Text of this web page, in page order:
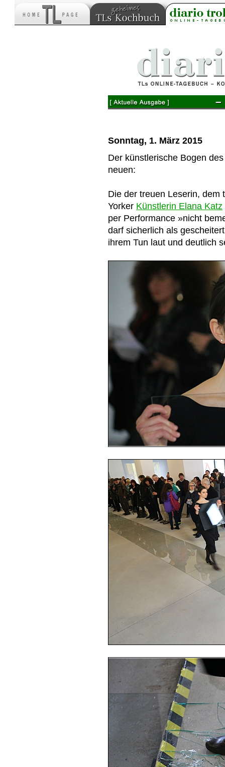
–
Sonntag, 1. März 2015
Der künstlerische Bogen
neuen:
Die der treuen Leserin, dem
Yorker Künstlerin Elana Katz
per Performance »nicht
darf sicherlich als
ihrem Tun laut und deutlich